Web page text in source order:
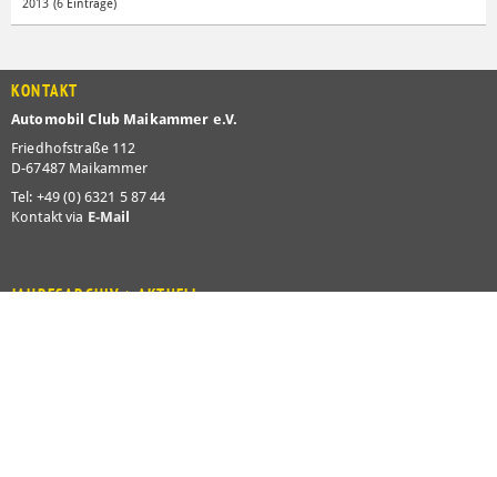
2013 (6 Einträge)
KONTAKT
Automobil Club Maikammer e.V.
Friedhofstraße 112
D-67487 Maikammer
Tel: +49 (0) 6321 5 87 44
Kontakt via E-Mail
JAHRESARCHIV > AKTUELL